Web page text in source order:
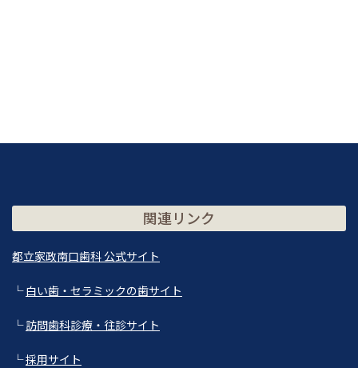
関連リンク
都立家政南口歯科 公式サイト
└白い歯・セラミックの歯サイト
└訪問歯科診療・往診サイト
└採用サイト